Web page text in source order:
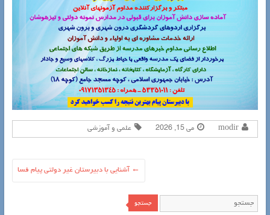
modir می 15, 2026 علمی و آموزشی
← آشنایی با دبیرستان غیر دولتی پیام فسا
جستجو